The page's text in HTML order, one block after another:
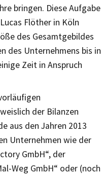
bringen. Diese Aufgabe
Flöther in Köln
des Gesamtgebildes
des Unternehmens bis in
Zeit in Anspruch
der Bilanzen
aus den Jahren 2013
Unternehmen wie der
GmbH“, der
Weg GmbH“ oder (noch